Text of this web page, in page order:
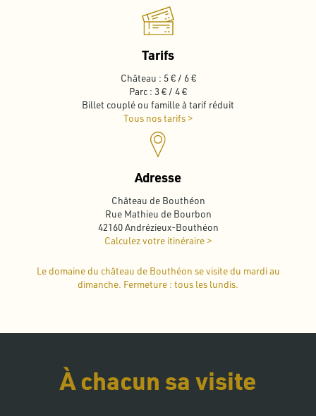
Tarifs
Château : 5 € / 6 €
Parc : 3 € / 4 €
Billet couplé ou famille à tarif réduit
Tous nos tarifs >
Adresse
Château de Bouthéon
Rue Mathieu de Bourbon
42160 Andrézieux-Bouthéon
Calculez votre itinéraire >
Le domaine du château de Bouthéon se visite du mardi au
dimanche. Fermeture : tous les lundis.
À chacun sa visite